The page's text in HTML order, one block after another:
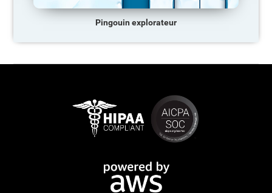
Pingouin explorateur